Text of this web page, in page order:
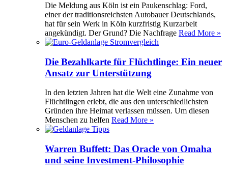
Die Meldung aus Köln ist ein Paukenschlag: Ford,
einer der traditionsreichsten Autobauer Deutschlands,
hat für sein Werk in Köln kurzfristig Kurzarbeit
angekündigt. Der Grund? Die Nachfrage Read More »
Die Bezahlkarte für Flüchtlinge: Ein neuer
Ansatz zur Unterstützung
In den letzten Jahren hat die Welt eine Zunahme von
Flüchtlingen erlebt, die aus den unterschiedlichsten
Gründen ihre Heimat verlassen müssen. Um diesen
Menschen zu helfen Read More »
Warren Buffett: Das Oracle von Omaha
und seine Investment-Philosophie